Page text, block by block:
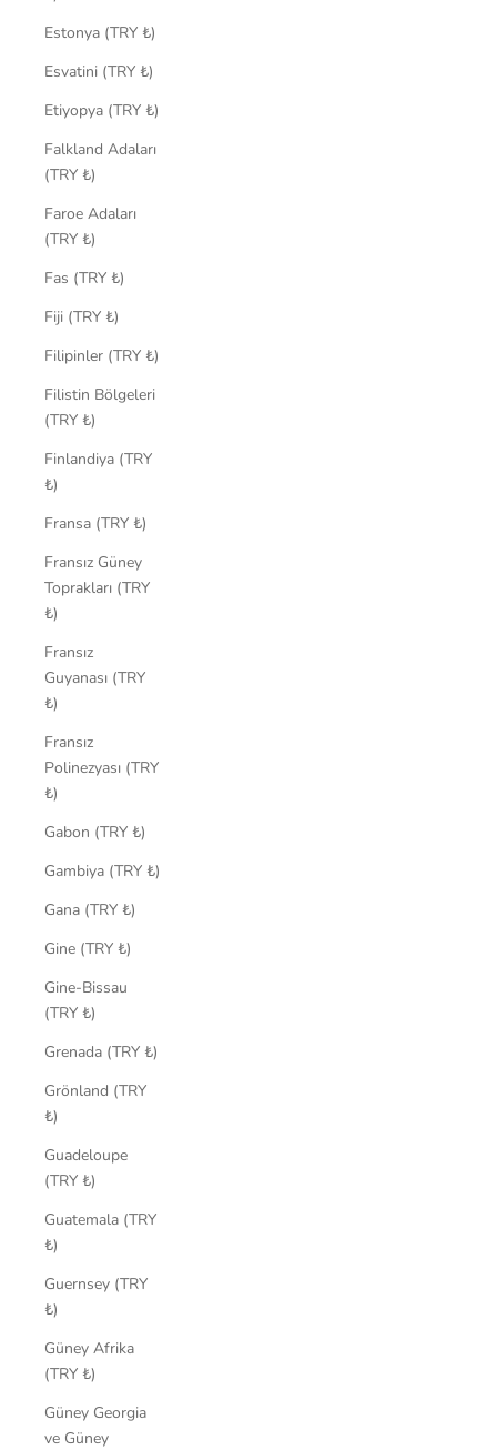
Estonya (TRY ₺)
Esvatini (TRY ₺)
Etiyopya (TRY ₺)
Falkland Adaları
(TRY ₺)
Faroe Adaları
(TRY ₺)
Fas (TRY ₺)
Fiji (TRY ₺)
Filipinler (TRY ₺)
Filistin Bölgeleri
(TRY ₺)
Finlandiya (TRY
₺)
Fransa (TRY ₺)
Fransız Güney
Toprakları (TRY
₺)
Fransız
Guyanası (TRY
₺)
Fransız
Polinezyası (TRY
₺)
Gabon (TRY ₺)
Gambiya (TRY ₺)
Gana (TRY ₺)
Gine (TRY ₺)
Gine-Bissau
(TRY ₺)
Grenada (TRY ₺)
Grönland (TRY
₺)
Guadeloupe
(TRY ₺)
Guatemala (TRY
₺)
Guernsey (TRY
₺)
Güney Afrika
(TRY ₺)
Güney Georgia
ve Güney